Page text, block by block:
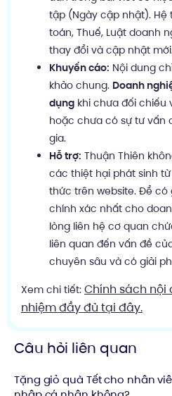
tập (Ngày cập nhật). Hệ
toán, Thuế, Luật doanh
thay đổi và cập nhật
Khuyến cáo: Nội dung
khảo chung. Doanh
dụng khi chưa đối chiếu
hoặc chưa có sự tư vấn
gia.
Hỗ trợ: Thuận Thiên
các thiệt hại phát sinh
thức trên website. Để có
chính xác nhất cho
lòng liên hệ cơ quan
liên quan đến vấn đề
chuyên sâu và có giải
Xem chi tiết: Chính sách nội
nhiệm đầy đủ tại đây.
Câu hỏi liên quan
Tặng giỏ quà Tết cho nhân